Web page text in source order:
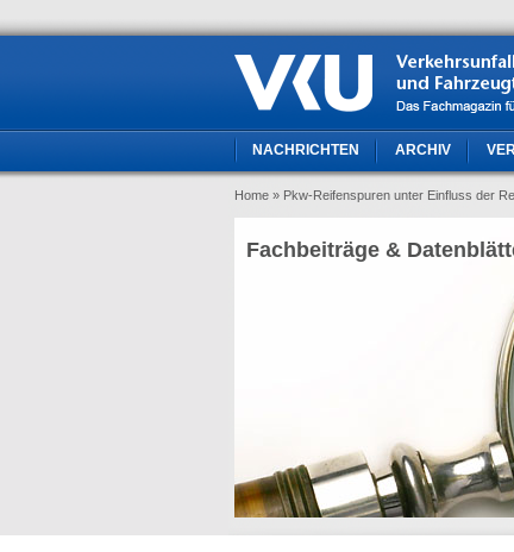
NACHRICHTEN ARCHIV
Home » Pkw-Reifenspuren unter Einfluss der
Fachbeiträge &